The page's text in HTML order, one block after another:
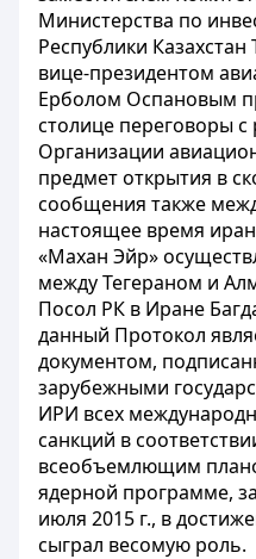
Министерства по
Республики
вице-президентом
Ерболом Оспановым
столице переговоры с
Организации
предмет открытия в
сообщения также
настоящее время
«Махан Эйр»
между Тегераном и
Посол РК в Иране
данный Протокол
документом,
зарубежными
ИРИ всех
санкций в
всеобъемлющим
ядерной программе,
июля 2015 г., в
сыграл весомую роль.